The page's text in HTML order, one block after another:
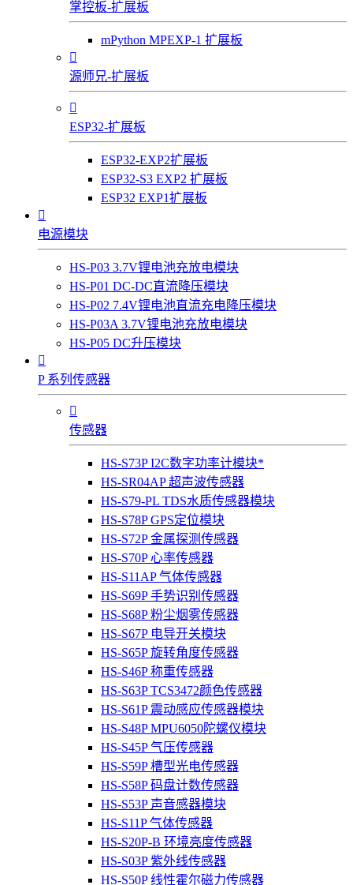
掌控板-扩展板
mPython MPEXP-1 扩展板

源师兄-扩展板

ESP32-扩展板
ESP32-EXP2扩展板
ESP32-S3 EXP2 扩展板
ESP32 EXP1扩展板

电源模块
HS-P03 3.7V锂电池充放电模块
HS-P01 DC-DC直流降压模块
HS-P02 7.4V锂电池直流充电降压模块
HS-P03A 3.7V锂电池充放电模块
HS-P05 DC升压模块

P 系列传感器

传感器
HS-S73P I2C数字功率计模块*
HS-SR04AP 超声波传感器
HS-S79-PL TDS水质传感器模块
HS-S78P GPS定位模块
HS-S72P 金属探测传感器
HS-S70P 心率传感器
HS-S11AP 气体传感器
HS-S69P 手势识别传感器
HS-S68P 粉尘烟雾传感器
HS-S67P 电导开关模块
HS-S65P 旋转角度传感器
HS-S46P 称重传感器
HS-S63P TCS3472颜色传感器
HS-S61P 震动感应传感器模块
HS-S48P MPU6050陀螺仪模块
HS-S45P 气压传感器
HS-S59P 槽型光电传感器
HS-S58P 码盘计数传感器
HS-S53P 声音感器模块
HS-S11P 气体传感器
HS-S20P-B 环境亮度传感器
HS-S03P 紫外线传感器
HS-S50P 线性霍尔磁力传感器